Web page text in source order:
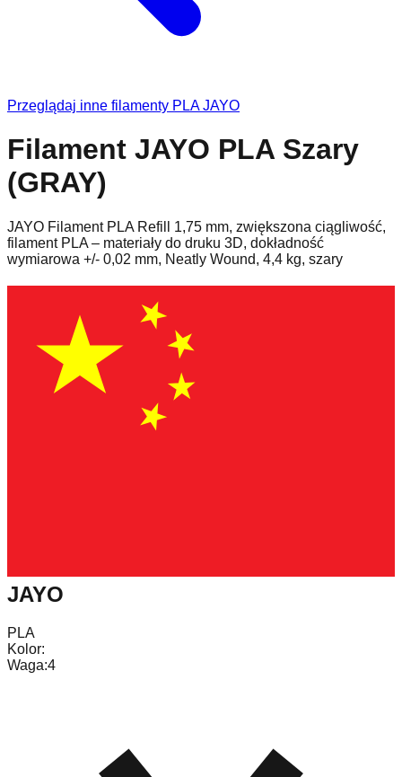
Przeglądaj inne filamenty PLA JAYO
Filament JAYO PLA Szary
(GRAY)
JAYO Filament PLA Refill 1,75 mm, zwiększona ciągliwość,
filament PLA – materiały do druku 3D, dokładność
wymiarowa +/- 0,02 mm, Neatly Wound, 4,4 kg, szary
JAYO
PLA
Kolor:
Waga:4